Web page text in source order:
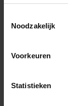
Noodzakelijk
Voorkeuren
Statistieken